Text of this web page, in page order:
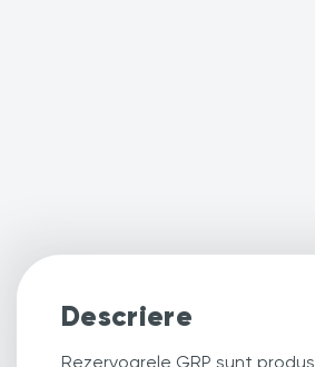
Descriere
Rezervoarele GRP sunt